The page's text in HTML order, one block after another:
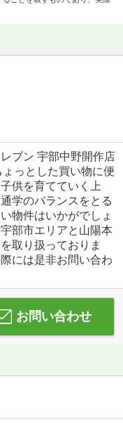
ブン 宇部中野開作店
っとした買い物に便
供を育てていく上
学のバランスをとる
物件はいかがでしょ
部市エリアと山陽本
取り扱っておりま
には是非お問い合わ
お問い合わせ